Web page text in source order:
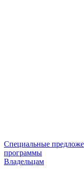
Специальные
программы
Владельцам